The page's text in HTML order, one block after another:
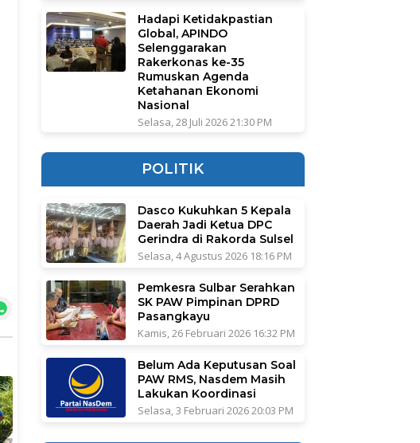
Hadapi Ketidakpastian
Global, APINDO
Selenggarakan
Rakerkonas ke-35
Rumuskan Agenda
Ketahanan Ekonomi
Nasional
Selasa, 28 Juli 2026 21:30 PM
POLITIK
Dasco Kukuhkan 5 Kepala
Daerah Jadi Ketua DPC
Gerindra di Rakorda Sulsel
Selasa, 4 Agustus 2026 18:16 PM
Pemkesra Sulbar Serahkan
SK PAW Pimpinan DPRD
Pasangkayu
Kamis, 26 Februari 2026 16:32 PM
Belum Ada Keputusan Soal
PAW RMS, Nasdem Masih
Lakukan Koordinasi
Selasa, 3 Februari 2026 20:03 PM